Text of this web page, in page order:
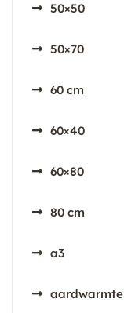
50×50
50×70
60 cm
60×40
60×80
80 cm
a3
aardwarmte